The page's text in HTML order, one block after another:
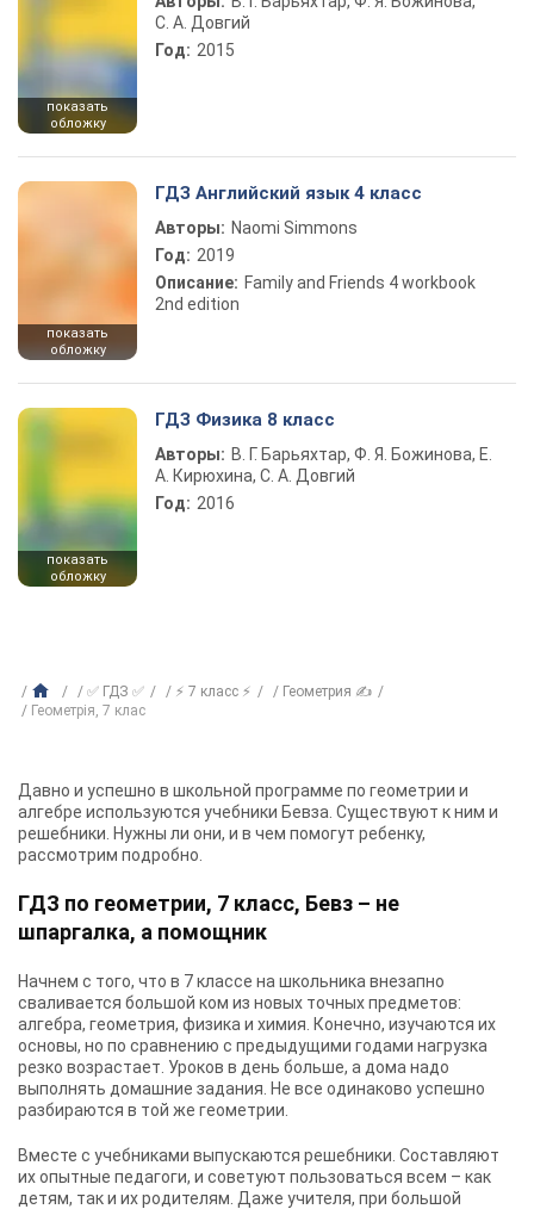
показать
обложку
С. А. Довгий
Год: 2015
показать
обложку
ГДЗ Английский язык 4 класс
Авторы: Naomi Simmons
Год: 2019
Описание: Family and Friends 4 workbook
2nd edition
показать
обложку
ГДЗ Физика 8 класс
Авторы: В. Г. Барьяхтар, Ф. Я. Божинова, Е.
А. Кирюхина, С. А. Довгий
Год: 2016
✅ ГДЗ ✅ ⚡ 7 класс ⚡
Геометрия ✍
Геометрiя, 7 клас
Давно и успешно в школьной программе по геометрии и
алгебре используются учебники Бевза. Существуют к ним и
решебники. Нужны ли они, и в чем помогут ребенку,
рассмотрим подробно.
ГДЗ по геометрии, 7 класс, Бевз – не
шпаргалка, а помощник
Начнем с того, что в 7 классе на школьника внезапно
сваливается большой ком из новых точных предметов:
алгебра, геометрия, физика и химия. Конечно, изучаются их
основы, но по сравнению с предыдущими годами нагрузка
резко возрастает. Уроков в день больше, а дома надо
выполнять домашние задания. Не все одинаково успешно
разбираются в той же геометрии.
Вместе с учебниками выпускаются решебники. Составляют
их опытные педагоги, и советуют пользоваться всем – как
детям, так и их родителям. Даже учителя, при большой